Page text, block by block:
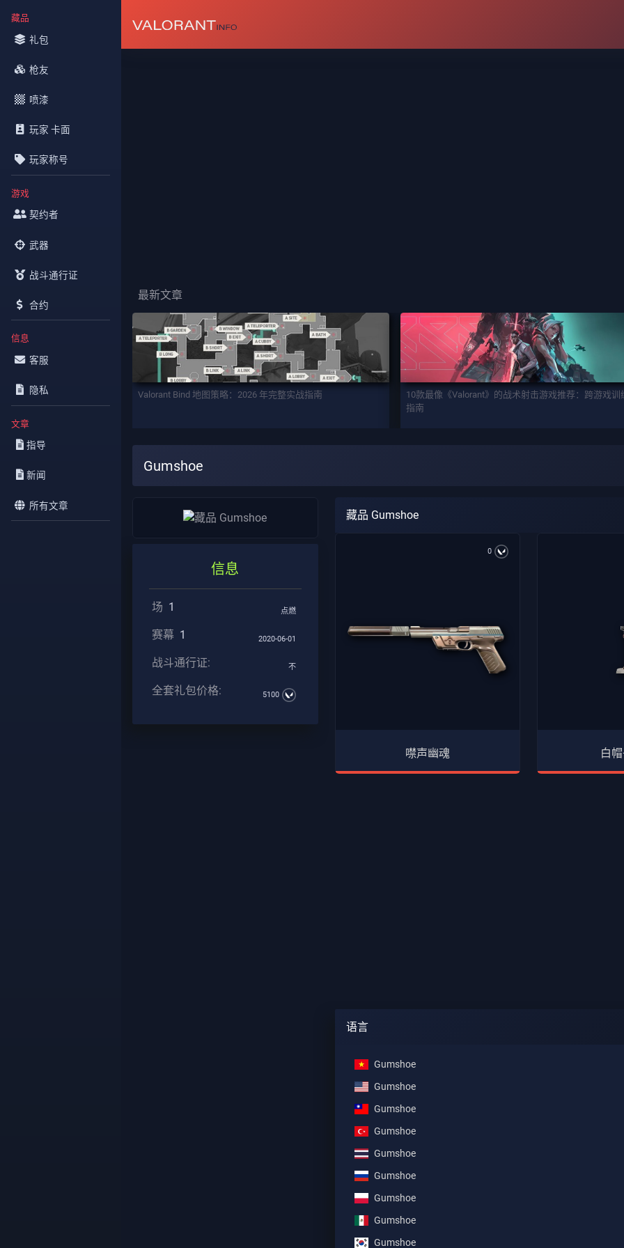
藏品
礼包
枪友
喷漆
玩家 卡面
玩家称号
游戏
契约者
武器
战斗通行证
合约
信息
客服
隐私
文章
指导
新闻
所有文章
最新文章
Valorant Bind 地图策略：2026 年完整实战指南
10款最像《Valorant》的战术射击游戏推荐：跨游戏训
指南
Gumshoe
信息
场 1 点燃
赛幕 1 2020-06-01
战斗通行证: 不
全套礼包价格: 5100
藏品 Gumshoe
0
噤声幽魂 白
语言
Gumshoe
Gumshoe
Gumshoe
Gumshoe
Gumshoe
Gumshoe
Gumshoe
Gumshoe
Gumshoe